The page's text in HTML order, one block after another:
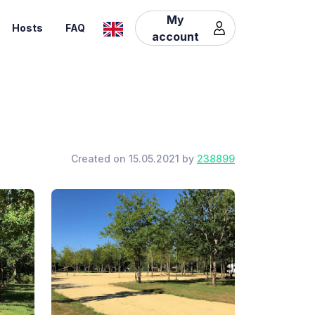
Hosts FAQ
My
account
Created on 15.05.2021 by 238899